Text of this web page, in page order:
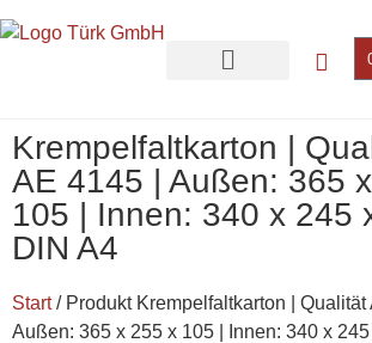
Krempelfaltkarton |
AE 4145 | Außen: 365
105 | Innen: 340 x 245
DIN A4
Start/ Produkt Krempelfaltkarton | Qualität
Außen: 365 x 255 x 105 | Innen: 340 x